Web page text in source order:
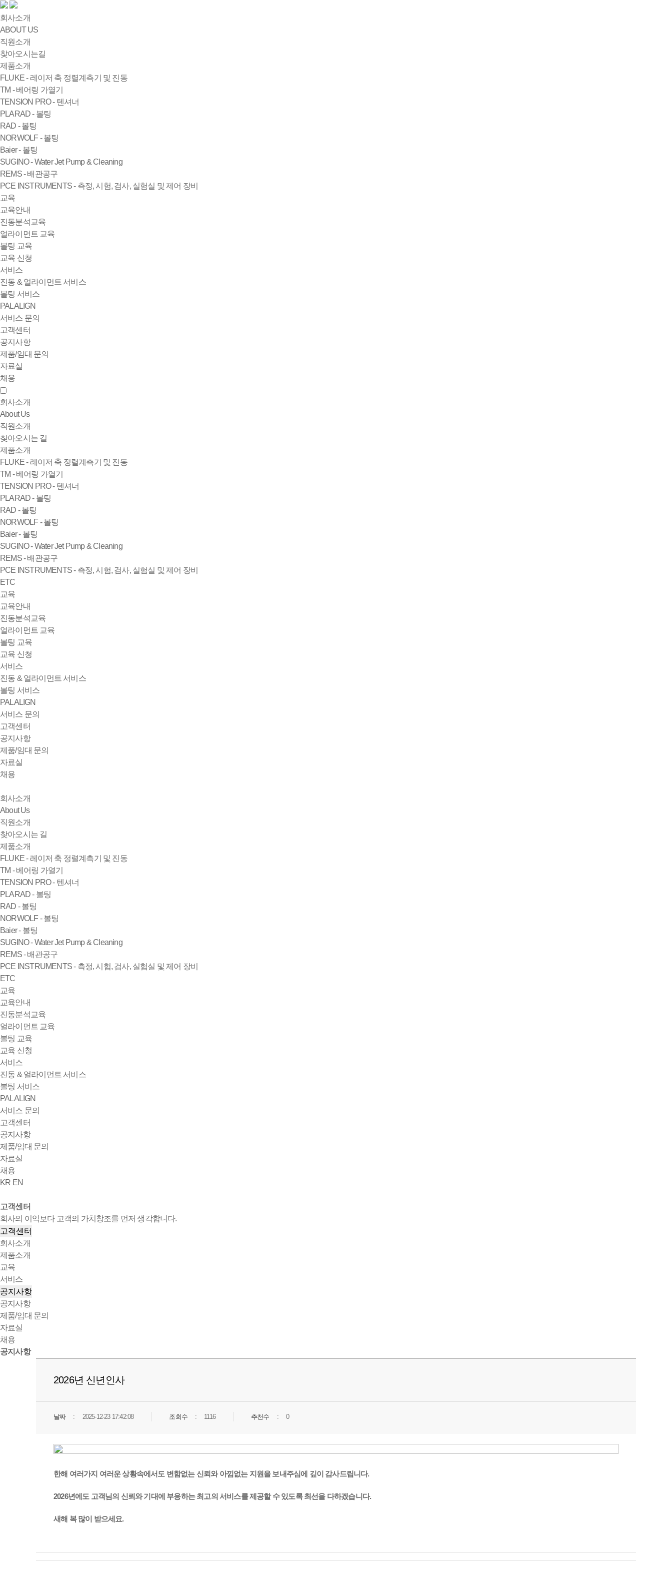
회사소개
ABOUT US
직원소개
찾아오시는길
제품소개
FLUKE - 레이저 축 정렬계측기 및 진동
TM - 베어링 가열기
TENSION PRO - 텐셔너
PLARAD - 볼팅
RAD - 볼팅
NORWOLF - 볼팅
Baier - 볼팅
SUGINO - Water Jet Pump & Cleaning
REMS - 배관공구
PCE INSTRUMENTS - 측정, 시험, 검사, 실험실 및 제어 장비
교육
교육안내
진동분석교육
얼라이먼트 교육
볼팅 교육
교육 신청
서비스
진동 & 얼라이먼트 서비스
볼팅 서비스
PALALIGN
서비스 문의
고객센터
공지사항
제품/임대 문의
자료실
채용
회사소개
About Us
직원소개
찾아오시는 길
제품소개
FLUKE - 레이저 축 정렬계측기 및 진동
TM - 베어링 가열기
TENSION PRO - 텐셔너
PLARAD - 볼팅
RAD - 볼팅
NORWOLF - 볼팅
Baier - 볼팅
SUGINO - Water Jet Pump & Cleaning
REMS - 배관공구
PCE INSTRUMENTS - 측정, 시험, 검사, 실험실 및 제어 장비
ETC
교육
교육안내
진동분석교육
얼라이먼트 교육
볼팅 교육
교육 신청
서비스
진동 & 얼라이먼트 서비스
볼팅 서비스
PALALIGN
서비스 문의
고객센터
공지사항
제품/임대 문의
자료실
채용
회사소개
About Us
직원소개
찾아오시는 길
제품소개
FLUKE - 레이저 축 정렬계측기 및 진동
TM - 베어링 가열기
TENSION PRO - 텐셔너
PLARAD - 볼팅
RAD - 볼팅
NORWOLF - 볼팅
Baier - 볼팅
SUGINO - Water Jet Pump & Cleaning
REMS - 배관공구
PCE INSTRUMENTS - 측정, 시험, 검사, 실험실 및 제어 장비
ETC
교육
교육안내
진동분석교육
얼라이먼트 교육
볼팅 교육
교육 신청
서비스
진동 & 얼라이먼트 서비스
볼팅 서비스
PALALIGN
서비스 문의
고객센터
공지사항
제품/임대 문의
자료실
채용
KR EN
고객센터
회사의 이익보다 고객의 가치창조를 먼저 생각합니다.
고객센터
회사소개
제품소개
교육
서비스
공지사항
공지사항
제품/임대 문의
자료실
채용
공지사항
2026년 신년인사
날짜 2025-12-23 17:42:08 조회수 1116 추천수 0
한해 여러가지 여러운 상황속에서도 변함없는 신뢰와 아낌없는 지원을 보내주심에 깊이 감사드립니다.
2026년에도 고객님의 신뢰와 기대에 부응하는 최고의 서비스를 제공할 수 있도록 최선을 다하겠습니다.
새해 복 많이 받으세요.